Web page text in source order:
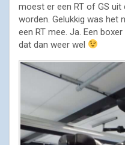
moest er een RT of GS uit
worden. Gelukkig was het
een RT mee. Ja. Een
dat dan weer wel